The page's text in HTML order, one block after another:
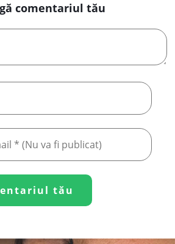
comentariul tău